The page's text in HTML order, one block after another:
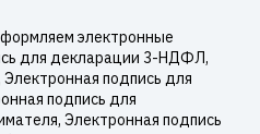
электронные
для декларации 3-НДФЛ,
подпись для
подпись для
Электронная подпись